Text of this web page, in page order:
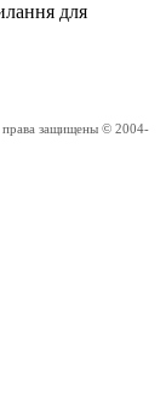
для
защищены © 2004-